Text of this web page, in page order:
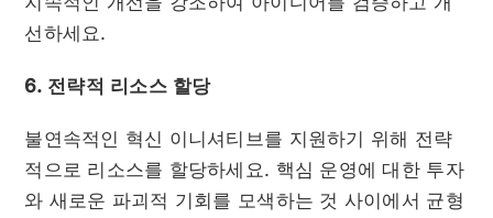
선하세요.
6. 전략적 리소스 할당
불연속적인 혁신 이니셔티브를 지원하기 위해 전략
적으로 리소스를 할당하세요. 핵심 운영에 대한 투자
와 새로운 파괴적 기회를 모색하는 것 사이에서 균형